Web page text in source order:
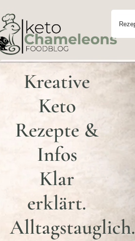
Kreative
Keto
Rezepte &
Infos
Klar
erklärt.
Alltagstauglich.